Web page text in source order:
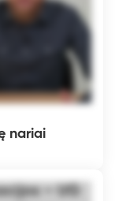
nariai
– UG